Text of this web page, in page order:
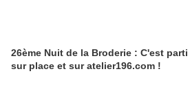
26ème Nuit de la Broderie : C'est parti
sur place et sur atelier196.com !